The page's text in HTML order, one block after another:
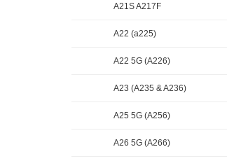
A21S A217F
A22 (a225)
A22 5G (A226)
A23 (A235 & A236)
A25 5G (A256)
A26 5G (A266)